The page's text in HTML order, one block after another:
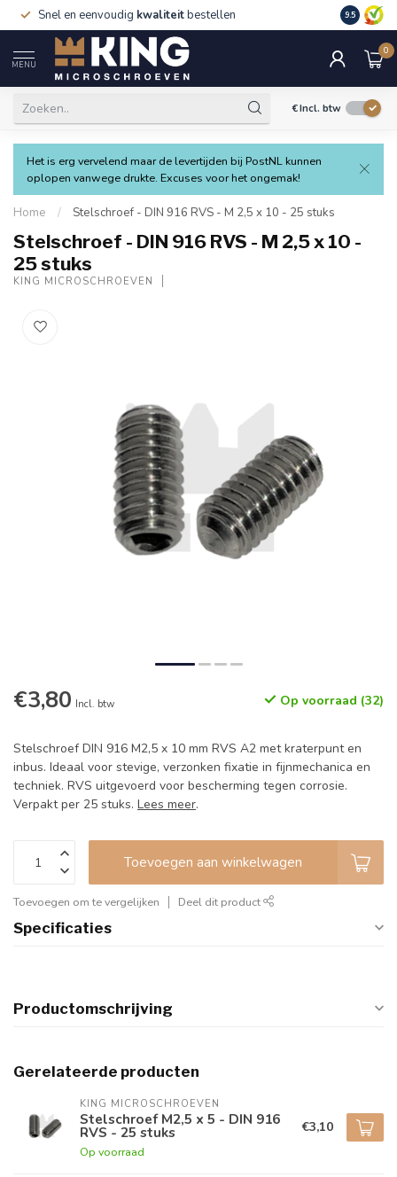
Snel en eenvoudig kwaliteitbestellen 9.5
MENU
0
€Incl. btw
Het is erg vervelend maar de levertijden bij PostNL kunnen
oplopen vanwege drukte. Excuses voor het ongemak!
Home / Stelschroef - DIN 916 RVS - M 2,5 x 10 - 25 stuks
Stelschroef - DIN 916 RVS - M 2,5 x 10 -
25 stuks
KING MICROSCHROEVEN
€3,80 Incl. btw Op voorraad (32)
Stelschroef DIN 916 M2,5 x 10 mm RVS A2 met kraterpunt en
inbus. Ideaal voor stevige, verzonken fixatie in fijnmechanica en
techniek. RVS uitgevoerd voor bescherming tegen corrosie.
Verpakt per 25 stuks. Lees meer.
Toevoegen aan winkelwagen
Toevoegen om te vergelijken Deel dit product
Specificaties
Productomschrijving
Gerelateerde producten
KING MICROSCHROEVEN
Stelschroef M2,5 x 5 - DIN 916
RVS - 25 stuks
Op voorraad
€3,10